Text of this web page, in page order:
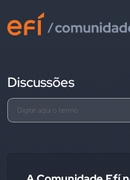
Discussões